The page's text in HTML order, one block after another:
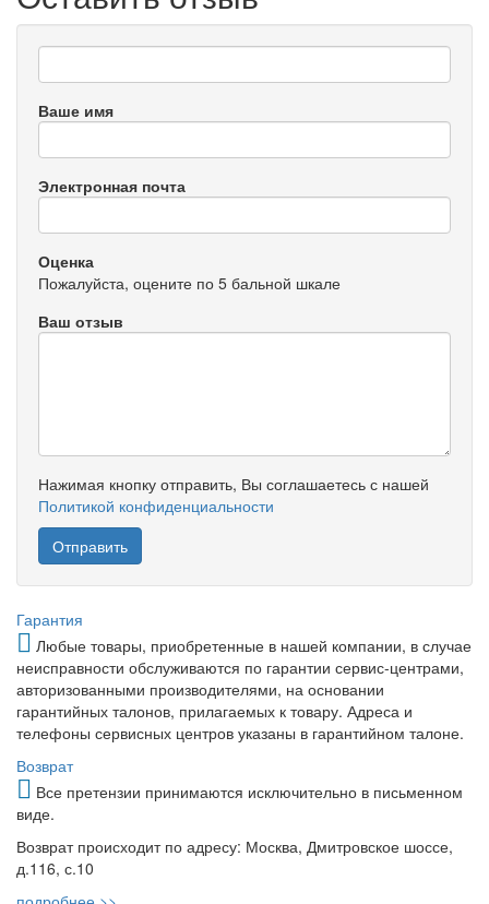
Ваше имя
Электронная почта
Оценка
Пожалуйста, оцените по 5 бальной шкале
Ваш отзыв
Нажимая кнопку отправить, Вы соглашаетесь с нашей
Политикой конфиденциальности
Гарантия
Любые товары, приобретенные в нашей компании, в случае
неисправности обслуживаются по гарантии сервис-центрами,
авторизованными производителями, на основании
гарантийных талонов, прилагаемых к товару. Адреса и
телефоны сервисных центров указаны в гарантийном талоне.
Возврат
Все претензии принимаются исключительно в письменном
виде.
Возврат происходит по адресу: Москва, Дмитровское шоссе,
д.116, с.10